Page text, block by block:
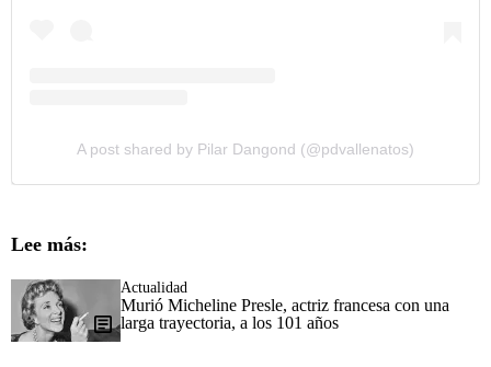
A post shared by Pilar Dangond (@pdvallenatos)
Lee más:
Actualidad
Murió Micheline Presle, actriz francesa con una
larga trayectoria, a los 101 años